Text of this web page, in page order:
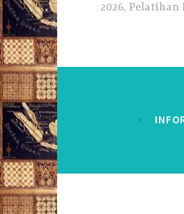
2026, Pelatihan